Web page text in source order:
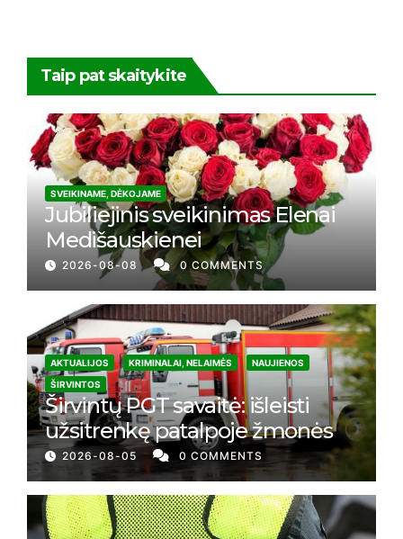
Taip pat skaitykite
SVEIKINAME, DĖKOJAME
Jubiliejinis sveikinimas Elenai
Medišauskienei
2026-08-08 0 COMMENTS
AKTUALIJOS KRIMINALAI, NELAIMĖS
NAUJIENOS
ŠIRVINTOS
Širvintų PGT savaitė: išleisti
užsitrenkę patalpoje žmonės
2026-08-05 0 COMMENTS